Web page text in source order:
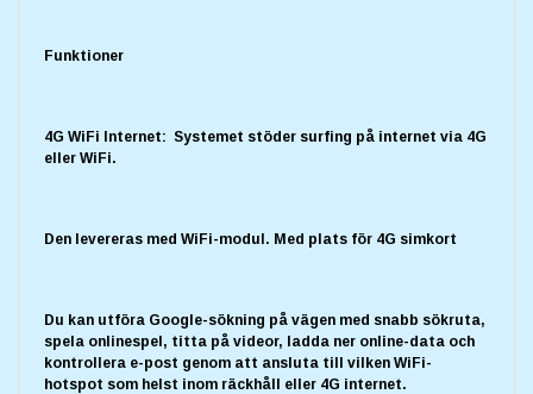
Funktioner
4G WiFi Internet: Systemet stöder surfing på internet via 4G
eller WiFi.
Den levereras med WiFi-modul. Med plats för 4G simkort
Du kan utföra Google-sökning på vägen med snabb sökruta,
spela onlinespel, titta på videor, ladda ner online-data och
kontrollera e-post genom att ansluta till vilken WiFi-
hotspot som helst inom räckhåll eller 4G internet.